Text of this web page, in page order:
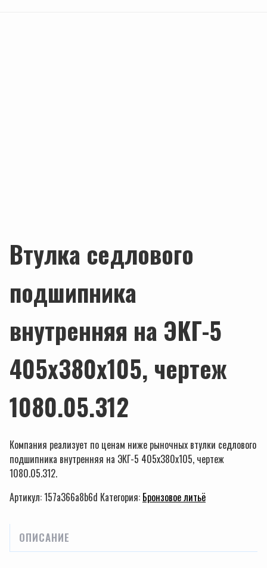
Втулка седлового
подшипника
внутренняя на ЭКГ-5
405х380х105, чертеж
1080.05.312
Компания реализует по ценам ниже рыночных втулки седлового
подшипника внутренняя на ЭКГ-5 405х380х105, чертеж
1080.05.312.
Артикул:157a366a8b6d Категория: Бронзовое литьё
ОПИСАНИЕ